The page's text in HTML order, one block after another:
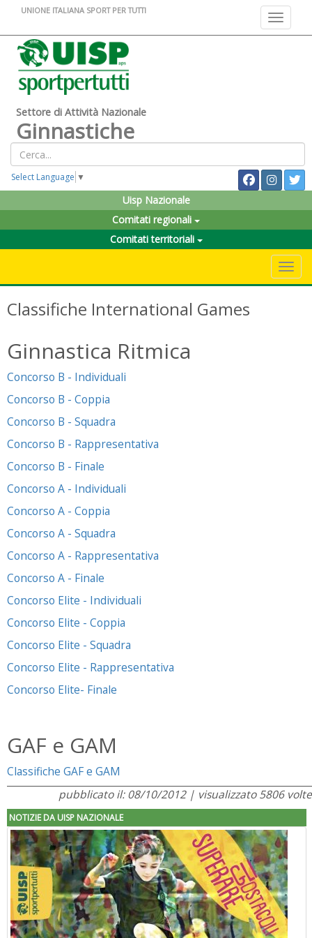
Toggle
UNIONE ITALIANA SPORT PER TUTTI
Settore di Attività Nazionale
Ginnastiche
Select Language ▼
Uisp Nazionale
Comitati regionali
Comitati territoriali
Classifiche International Games
Ginnastica Ritmica
Concorso B - Individuali
Concorso B - Coppia
Concorso B - Squadra
Concorso B - Rappresentativa
Concorso B - Finale
Concorso A - Individuali
Concorso A - Coppia
Concorso A - Squadra
Concorso A - Rappresentativa
Concorso A - Finale
Concorso Elite - Individuali
Concorso Elite - Coppia
Concorso Elite - Squadra
Concorso Elite - Rappresentativa
Concorso Elite- Finale
GAF e GAM
Classifiche GAF e GAM
pubblicato il: 08/10/2012 | visualizzato 5806 volte
NOTIZIE DA UISP NAZIONALE